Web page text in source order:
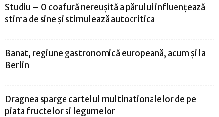
Studiu – O coafură nereușită a părului influențează
stima de sine și stimulează autocritica
Banat, regiune gastronomică europeană, acum și la
Berlin
Dragnea sparge cartelul multinationalelor de pe
piata fructelor si legumelor